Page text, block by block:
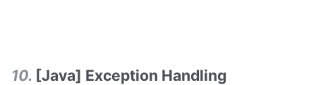
10. [Java] Exception Handling